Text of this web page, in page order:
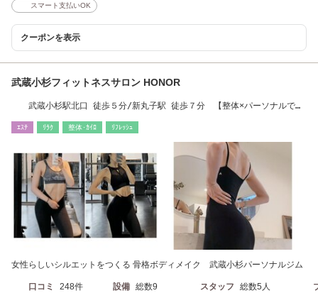
スマート支払いOK
クーポンを表示
武蔵小杉フィットネスサロン HONOR
武蔵小杉駅北口 徒歩５分/新丸子駅 徒歩７分 【整体×パーソナルで確
ｴｽﾃ ﾘﾗｸ 整体･ｶｲﾛ ﾘﾌﾚｯｼｭ
女性らしいシルエットをつくる 骨格ボディメイク 武蔵小杉パーソナルジム
口コミ 248件 設備 総数9 スタッフ 総数5人